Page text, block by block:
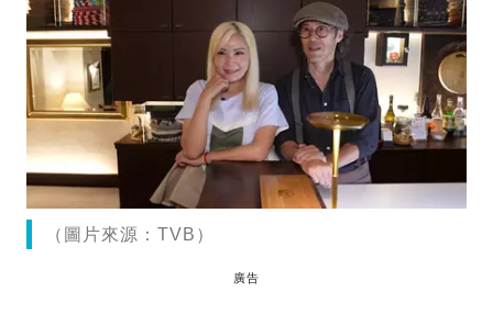
（圖片來源：TVB）
廣告